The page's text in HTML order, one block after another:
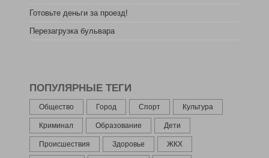
Готовьте деньги за проезд!
Перезагрузка бульвара
ПОПУЛЯРНЫЕ ТЕГИ
Общество Город Спорт Культура
Криминал Образование Дети
Происшествия Здоровье ЖКХ